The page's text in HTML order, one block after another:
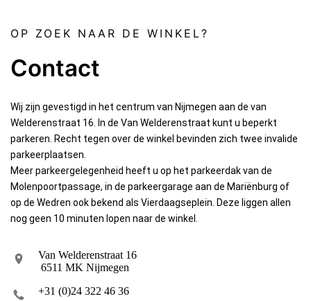
OP ZOEK NAAR DE WINKEL?
Contact
Wij zijn gevestigd in het centrum van Nijmegen aan de van
Welderenstraat 16. In de Van Welderenstraat kunt u beperkt
parkeren. Recht tegen over de winkel bevinden zich twee invalide
parkeerplaatsen.
Meer parkeergelegenheid heeft u op het parkeerdak van de
Molenpoortpassage, in de parkeergarage aan de Mariënburg of
op de Wedren ook bekend als Vierdaagseplein. Deze liggen allen
nog geen 10 minuten lopen naar de winkel.
Van Welderenstraat 16
6511 MK Nijmegen
+31 (0)24 322 46 36